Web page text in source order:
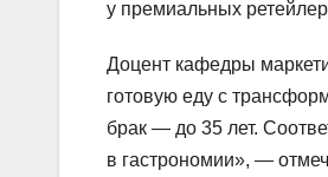
у премиальных
Доцент кафедры
готовую еду с
брак — до 35 лет.
в гастрономии», —